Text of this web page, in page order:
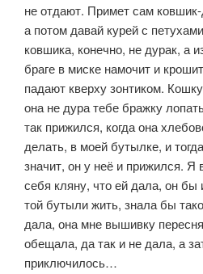
не отдают. Примет сам ковшик-
а по­том давай курей с
ковшика, конечно, не дурак, а
браге в миске намочит и
падают кверху зонтиком.
она не дура тебе бражку
так прижился, когда она
делать, в моей бутылке, и
значит, он у неё и прижился. Я
себя кляну, что ей дала, он бы
той бутыли жить, знала бы
дала, она мне вышивку
обещала, да так и не дала, а
приключилось…